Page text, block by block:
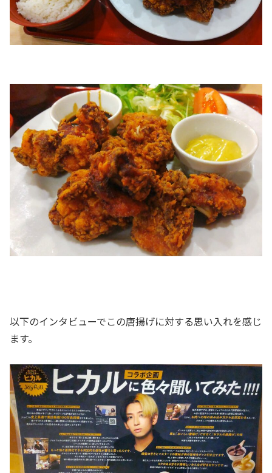
以下のインタビューでこの唐揚げに対する思い入れを感じ
ます。